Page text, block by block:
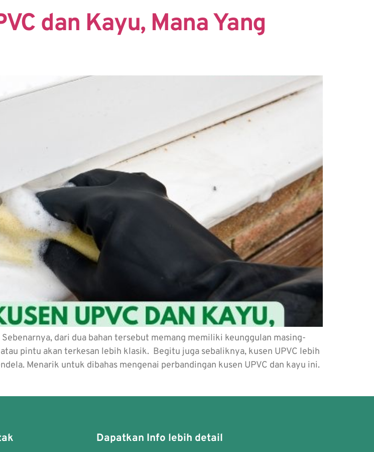
dan Kayu, Mana Yang
dari dua bahan tersebut memang memiliki keunggulan masing-
pintu akan terkesan lebih klasik. Begitu juga sebaliknya, kusen UPVC lebih
Menarik untuk dibahas mengenai perbandingan kusen UPVC dan kayu ini.
Dapatkan Info lebih detail